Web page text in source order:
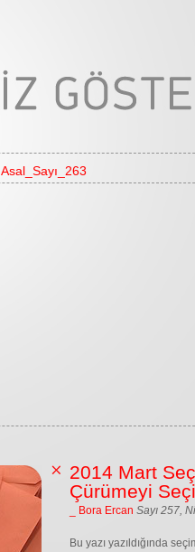
Asal_Sayı_263
2014 Mart
Çürümeyi
_ Bora Ercan Sayı 257,
Bu yazı yazıldığında